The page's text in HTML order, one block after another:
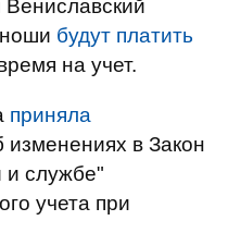
будут платить
на учет.
приняла
изменениях в Закон
и службе"
учета при